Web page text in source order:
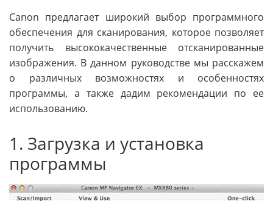
Canon предлагает широкий выбор программного
обеспечения для сканирования, которое позволяет
получить высококачественные отсканированные
изображения. В данном руководстве мы расскажем
о различных возможностях и особенностях
программы, а также дадим рекомендации по ее
использованию.
1. Загрузка и установка
программы